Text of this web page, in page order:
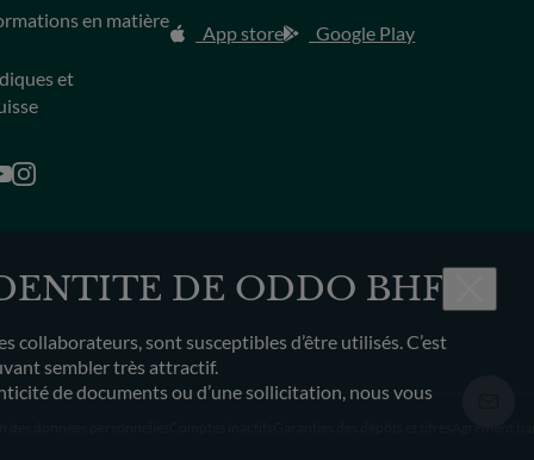
DE ODDO BHF
collaborateurs, sont susceptibles d’être utilisés. C’est
sembler très attractif.
de documents ou d’une sollicitation, nous vous
en matière
et
App store
Google Play